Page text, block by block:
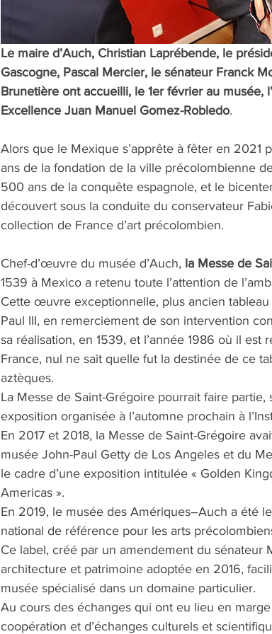
Le maire d’Auch, Christian Laprébende, le
Gascogne, Pascal Mercier, le sénateur Franck
Brunetière ont accueilli, le 1er février au musée,
Excellence Juan Manuel Gomez-Robledo.
Alors que le Mexique s’apprête à fêter en 2021
ans de la fondation de la ville précolombienne
500 ans de la conquête espagnole, et le
découvert sous la conduite du conservateur
collection de France d’art précolombien.
Chef-d’œuvre du musée d’Auch, la Messe de
1539 à Mexico a retenu toute l’attention de
Cette œuvre exceptionnelle, plus ancien
Paul III, en remerciement de son intervention
sa réalisation, en 1539, et l’année 1986 où il
France, nul ne sait quelle fut la destinée de ce
aztèques.
La Messe de Saint-Grégoire pourrait faire
exposition organisée à l’automne prochain à
En 2017 et 2018, la Messe de Saint-Grégoire
musée John-Paul Getty de Los Angeles et du
le cadre d’une exposition intitulée « Golden
Americas ».
En 2019, le musée des Amériques–Auch a été
national de référence pour les arts
Ce label, créé par un amendement du sénateur
architecture et patrimoine adoptée en 2016,
musée spécialisé dans un domaine particulier.
Au cours des échanges qui ont eu lieu en
coopération et d’échanges culturels et